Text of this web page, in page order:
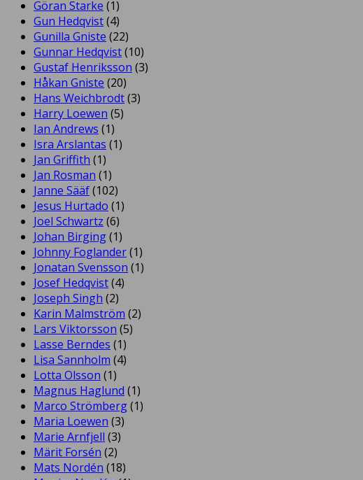
Göran Starke (1)
Gun Hedqvist(4)
Gunilla Gniste (22)
Gunnar Hedqvist(10)
Gustaf Henriksson (3)
Håkan Gniste (20)
Hans Weichbrodt(3)
Harry Loewen (5)
Ian Andrews (1)
Isra Arslantas (1)
Jan Griffith (1)
Jan Rosman (1)
Janne Sääf(102)
Jesus Hurtado (1)
Joel Schwartz (6)
Johan Birging(1)
Johnny Foglander(1)
Jonatan Svensson (1)
Josef Hedqvist(4)
Joseph Singh (2)
Karin Malmström (2)
Lars Viktorsson (5)
Lasse Berndes (1)
Lisa Sannholm (4)
Lotta Olsson (1)
Magnus Haglund (1)
Marco Strömberg(1)
Maria Loewen (3)
Marie Arnfjell (3)
Märit Forsén (2)
Mats Nordén (18)